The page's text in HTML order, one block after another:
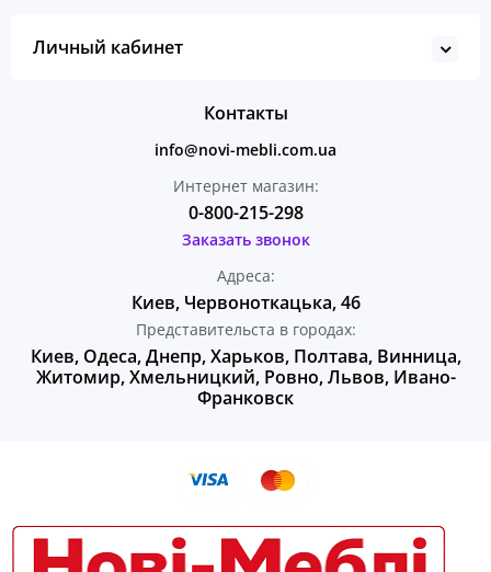
Личный кабинет
Контакты
info@novi-mebli.com.ua
Интернет магазин:
0-800-215-298
Заказать звонок
Адреса:
Киев, Червоноткацька, 46
Представительста в городах:
Киев, Одеса, Днепр, Харьков, Полтава, Винница,
Житомир, Хмельницкий, Ровно, Львов, Ивано-
Франковск